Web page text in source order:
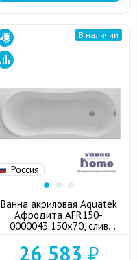
Россия
В наличии
Ванна акриловая Aquatek
Афродита AFR150-
0000043 150x70, слив
26 583 ₽